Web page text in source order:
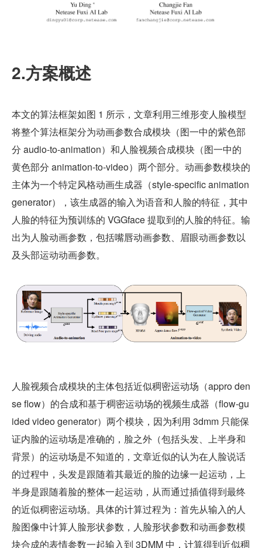
2.方案概述
本文的算法框架如图 1 所示，文章利用三维形变人脸模型
将整个算法框架分为动画参数合成模块（图一中的紫色部
分 audio-to-animation）和人脸视频合成模块（图一中的
黄色部分 animation-to-video）两个部分。动画参数模块的
主体为一个特定风格动画生成器（style-specific animation
generator），该生成器的输入为语音和人脸的特征，其中
人脸的特征为预训练的 VGGface 提取到的人脸的特征。输
出为人脸动画参数，包括嘴唇动画参数、眉眼动画参数以
及头部运动动画参数。
人脸视频合成模块的主体包括近似稠密运动场（appro den
se flow）的合成和基于稠密运动场的视频生成器（flow-gu
ided video generator）两个模块，因为利用 3dmm 只能保
证内脸的运动场是准确的，脸之外（包括头发、上半身和
背景）的运动场是不知道的，文章近似的认为在人脸说话
的过程中，头发是跟随着其最近的脸的边缘一起运动，上
半身是跟随着脸的整体一起运动，从而通过插值得到最终
的近似稠密运动场。具体的计算过程为：首先从输入的人
脸图像中计算人脸形状参数，人脸形状参数和动画参数模
块合成的表情参数一起输入到 3DMM 中，计算得到近似稠